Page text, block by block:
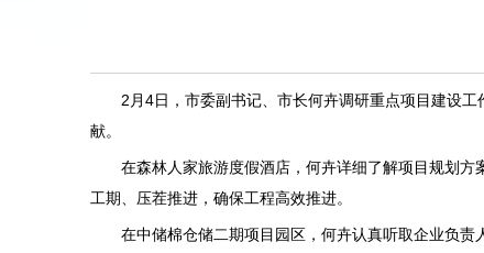
2月4日，市委副书记、市长何卉调研重点项目建设
献。
在森林人家旅游度假酒店，何卉详细了解项目规划
工期、压茬推进，确保工程高效推进。
在中储棉仓储二期项目园区，何卉认真听取企业负